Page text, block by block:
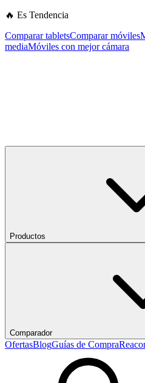
🔥 Es Tendencia
Comparar tabletsComparar móviles
mediaMóviles con mejor cámara
Productos
Comparador
OfertasBlogGuías de Compra